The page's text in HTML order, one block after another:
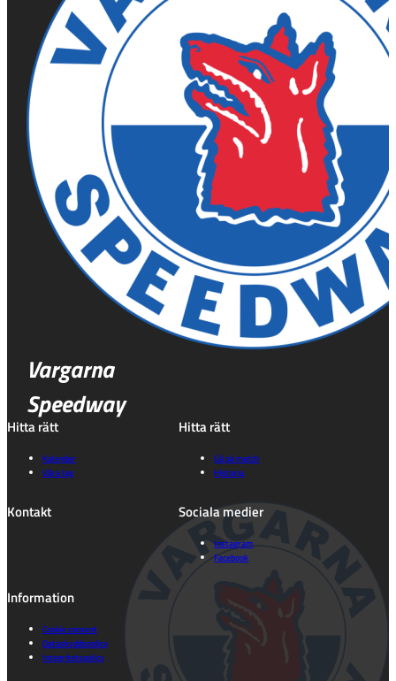
Vargarna
Speedway
Hitta rätt
Kalender
Våra lag
Hitta rätt
Gå på match
Historia
Kontakt Sociala medier
Instagram
Facebook
Information
Cookie consent
Dataskyddspolicy
Integritetspolicy